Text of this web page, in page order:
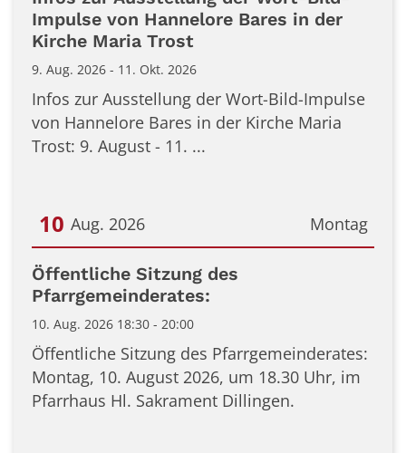
Impulse von Hannelore Bares in der
Kirche Maria Trost
9. Aug. 2026 - 11. Okt. 2026
Infos zur Ausstellung der Wort-Bild-Impulse
von Hannelore Bares in der Kirche Maria
Trost: 9. August - 11. ...
Montag
10 Aug. 2026
Datum: 10. August 2026
Öffentliche Sitzung des
Pfarrgemeinderates:
10. Aug. 2026 18:30 - 20:00
Öffentliche Sitzung des Pfarrgemeinderates:
Montag, 10. August 2026, um 18.30 Uhr, im
Pfarrhaus Hl. Sakrament Dillingen.